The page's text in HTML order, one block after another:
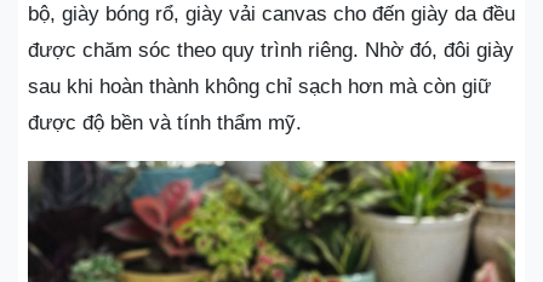
bộ, giày bóng rổ, giày vải canvas cho đến giày da đều
được chăm sóc theo quy trình riêng. Nhờ đó, đôi giày
sau khi hoàn thành không chỉ sạch hơn mà còn giữ
được độ bền và tính thẩm mỹ.